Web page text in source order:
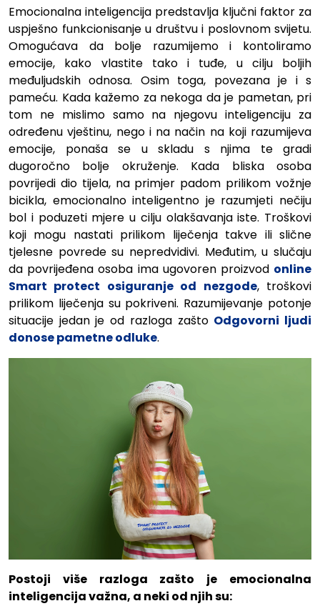
Zašto je emocionalna
Emocionalna inteligencija predstavlja ključni faktor za
uspješno funkcionisanje u društvu i poslovnom svijetu.
Omogućava da bolje razumijemo i kontoliramo
emocije, kako vlastite tako i tuđe, u cilju boljih
međuljudskih odnosa. Osim toga, povezana je i s
pameću. Kada kažemo za nekoga da je pametan, pri
tom ne mislimo samo na njegovu inteligenciju za
određenu vještinu, nego i na način na koji razumijeva
emocije, ponaša se u skladu s njima te gradi
dugoročno bolje okruženje. Kada bliska osoba
povrijedi dio tijela, na primjer padom prilikom vožnje
bicikla, emocionalno inteligentno je razumjeti nečiju
bol i poduzeti mjere u cilju olakšavanja iste. Troškovi
koji mogu nastati prilikom liječenja takve ili slične
tjelesne povrede su nepredvidivi. Međutim, u slučaju
da povrijeđena osoba ima ugovoren proizvod online
Smart protect osiguranje od nezgode, troškovi
prilikom liječenja su pokriveni. Razumijevanje potonje
situacije jedan je od razloga zašto Odgovorni ljudi
donose pametne odluke.
Postoji više razloga zašto je emocionalna
inteligencija važna, a neki od njih su: